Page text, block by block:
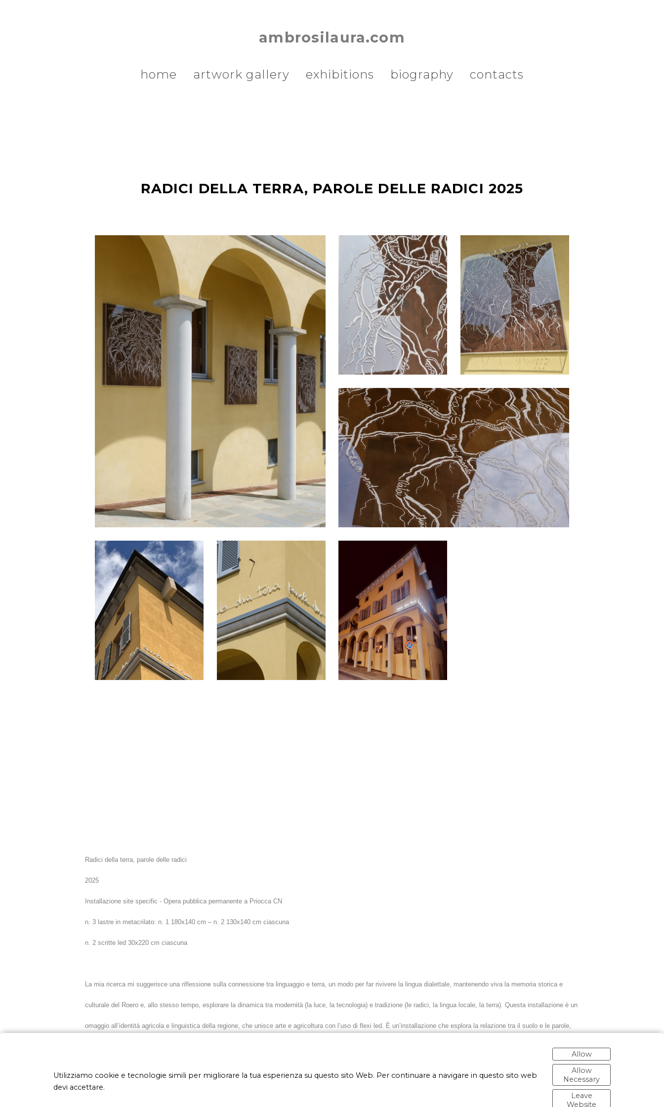
ambrosilaura.com
home artwork gallery exhibitions biography contacts
RADICI DELLA TERRA, PAROLE DELLE RADICI 2025
Radici della terra, parole delle radici
2025
Installazione site specific - Opera pubblica permanente a Priocca CN
n. 3 lastre in metacrilato: n. 1 180x140 cm – n. 2 130x140 cm ciascuna
n. 2 scritte led 30x220 cm ciascuna
La mia ricerca mi suggerisce una riflessione sulla connessione tra linguaggio e terra, un modo per far rivivere la lingua dialettale, mantenendo viva la memoria storica e
culturale del Roero e, allo stesso tempo, esplorare la dinamica tra modernità (la luce, la tecnologia) e tradizione (le radici, la lingua locale, la terra). Questa installazione è un
omaggio all’identità agricola e linguistica della regione, che unisce arte e agricoltura con l’uso di flexi led. È un’installazione che esplora la relazione tra il suolo e le parole,
simbolicamente intrecciando radici e linguaggio, creando una mappa di interconnessioni. Alcune parole sono trascritte nel dialetto di Priocca, utilizzando la grafia dei
linguistiche e culturali, patrimonio prezioso da salvaguardare.
Utilizziamo cookie e tecnologie simili per migliorare la tua esperienza su questo sito Web. Per continuare a navigare in questo sito web
devi accettare.
Allow
Allow
Necessary
Leave
Website